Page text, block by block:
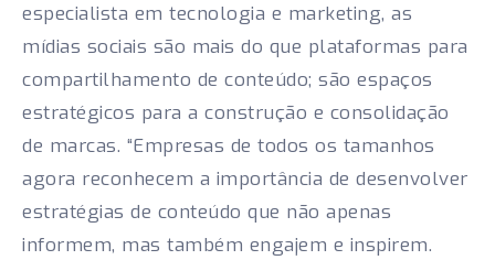
especialista em tecnologia e marketing, as
mídias sociais são mais do que plataformas para
compartilhamento de conteúdo; são espaços
estratégicos para a construção e consolidação
de marcas. “Empresas de todos os tamanhos
agora reconhecem a importância de desenvolver
estratégias de conteúdo que não apenas
informem, mas também engajem e inspirem.